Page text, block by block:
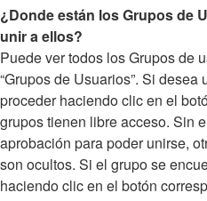
¿Donde están los Grupos de
unir a ellos?
Puede ver todos los Grupos de
“Grupos de Usuarios”. Si
proceder haciendo clic en el
grupos tienen libre acceso. Sin
aprobación para poder unirse,
son ocultos. Si el grupo se
haciendo clic en el botón